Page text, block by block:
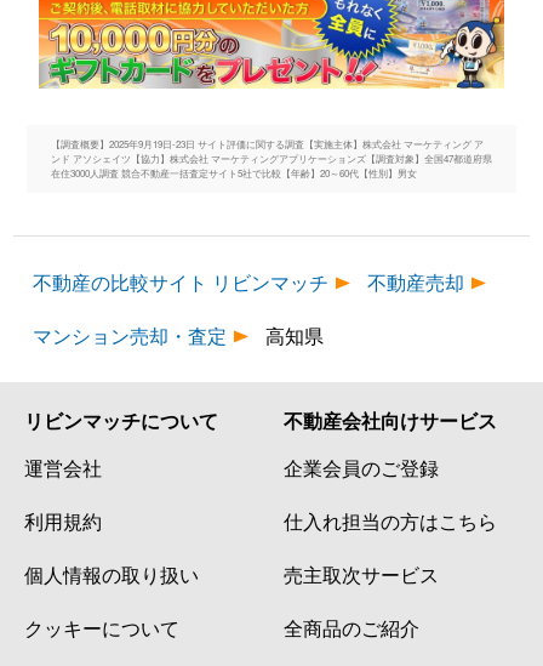
【調査概要】2025年9月19日-23日 サイト評価に関する調査【実施主体】株式会社 マーケティング ア
ンド アソシェイツ【協力】株式会社 マーケティングアプリケーションズ【調査対象】全国47都道府県
在住3000人調査 競合不動産一括査定サイト5社で比較【年齢】20～60代【性別】男女
不動産の比較サイト リビンマッチ
不動産売却
マンション売却・査定
高知県
リビンマッチについて
運営会社
利用規約
個人情報の取り扱い
クッキーについて
不動産会社向けサービス
企業会員のご登録
仕入れ担当の方はこちら
売主取次サービス
全商品のご紹介